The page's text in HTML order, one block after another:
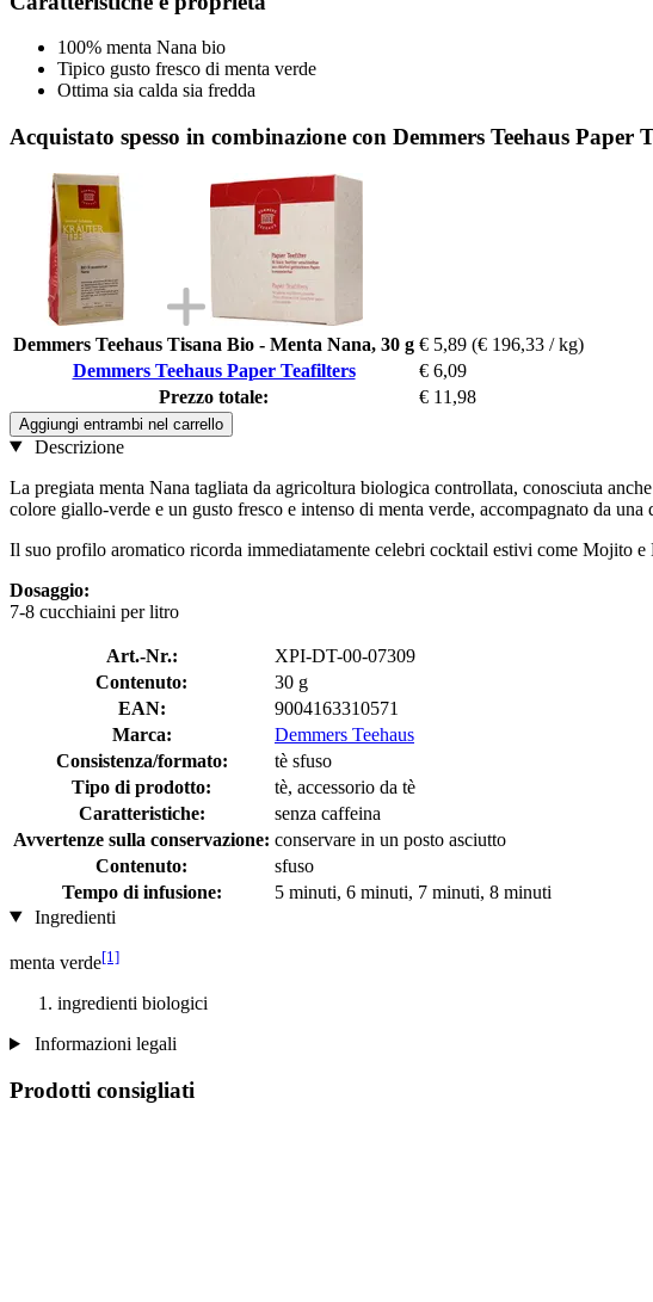
100% menta Nana bio
Tipico gusto fresco di menta verde
Ottima sia calda sia fredda
Acquistato spesso in combinazione con Demmers Teehaus Paper
Demmers Teehaus Tisana Bio - Menta Nana, 30 g € 5,89 (€ 196,33 / kg)
Demmers Teehaus Paper Teafilters
€ 6,09
Prezzo totale:
€ 11,98
Aggiungi entrambi nel carrello
Descrizione
La pregiata menta Nana tagliata da agricoltura biologica controllata, conosciuta
colore giallo-verde e un gusto fresco e intenso di menta verde, accompagnato da una
Il suo profilo aromatico ricorda immediatamente celebri cocktail estivi come Mojito
Dosaggio:
7-8 cucchiaini per litro
Art.-Nr.:
XPI-DT-00-07309
Contenuto:
30 g
EAN:
9004163310571
Marca:
Demmers Teehaus
Consistenza/formato:
tè sfuso
Tipo di prodotto:
tè, accessorio da tè
Caratteristiche:
senza caffeina
Avvertenze sulla conservazione: conservare in un posto asciutto
Contenuto:
sfuso
Tempo di infusione:
5 minuti, 6 minuti, 7 minuti, 8 minuti
Ingredienti
menta verde[1]
ingredienti biologici
Informazioni legali
Prodotti consigliati